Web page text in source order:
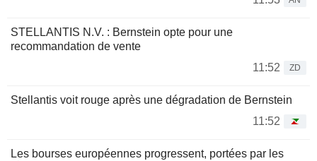
STELLANTIS N.V. : Bernstein opte pour une
recommandation de vente
11:52
ZD
Stellantis voit rouge après une dégradation de Bernstein
11:52
Les bourses européennes progressent, portées par les